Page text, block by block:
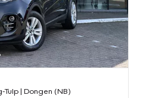
Tulp| Dongen (NB)